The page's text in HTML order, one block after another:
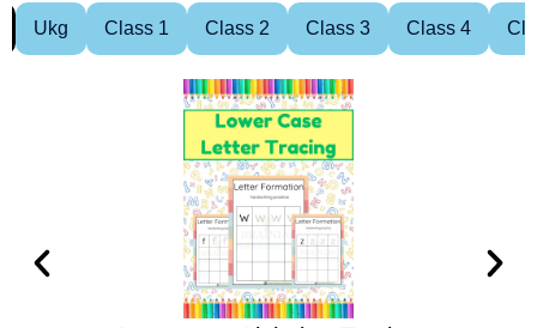
Ukg Class 1 Class 2 Class 3 Class 4